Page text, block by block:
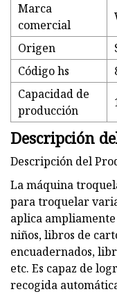
Marca
comercial
Origen
Código hs
Capacidad de
producción
Descripción
Descripción del
La máquina
para troquelar
aplica
niños, libros de
encuadernados,
etc. Es capaz de
recogida